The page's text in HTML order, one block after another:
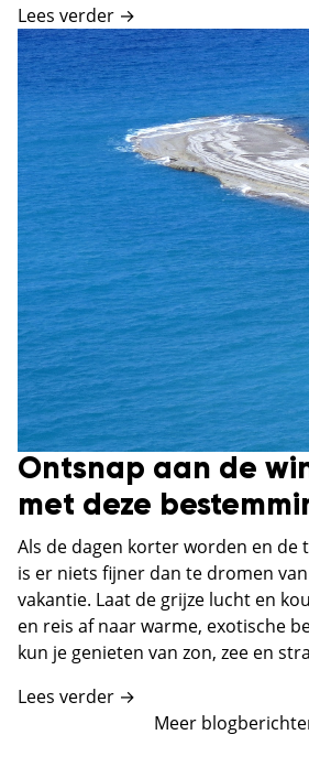
Lees verder →
Ontsnap aan de
met deze
Als de dagen korter worden en de
is er niets fijner dan te dromen
vakantie. Laat de grijze lucht en
en reis af naar warme, exotische
kun je genieten van zon, zee en
Lees verder →
Meer